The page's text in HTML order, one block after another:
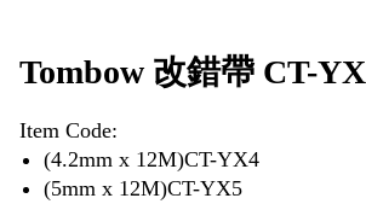
Tombow 改錯帶 CT-YX
Item Code:
(4.2mm x 12M)CT-YX4
(5mm x 12M)CT-YX5